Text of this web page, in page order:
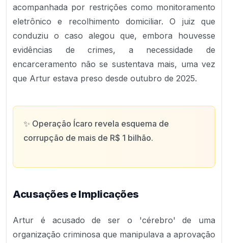
acompanhada por restrições como monitoramento
eletrônico e recolhimento domiciliar. O juiz que
conduziu o caso alegou que, embora houvesse
evidências de crimes, a necessidade de
encarceramento não se sustentava mais, uma vez
que Artur estava preso desde outubro de 2025.
✨ Operação Ícaro revela esquema de
corrupção de mais de R$ 1 bilhão.
Acusações e Implicações
Artur é acusado de ser o 'cérebro' de uma
organização criminosa que manipulava a aprovação